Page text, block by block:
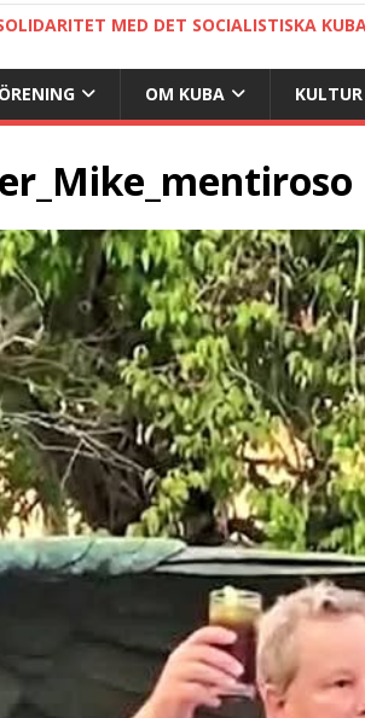
MED DET SOCIALISTISKA
OM KUBA KULTUR